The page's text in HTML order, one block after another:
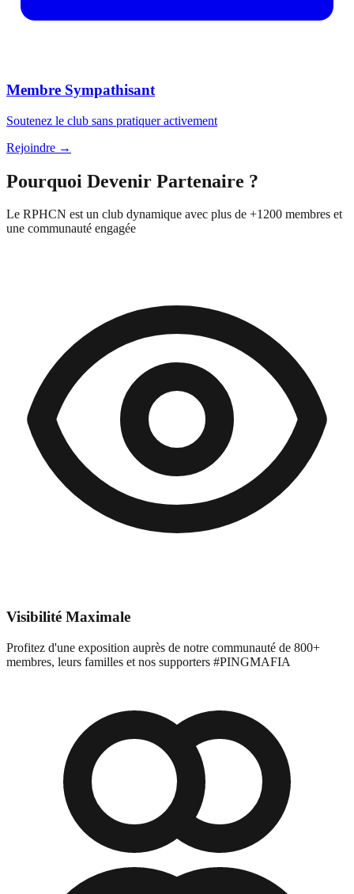
Membre Sympathisant
Soutenez le club sans pratiquer activement
Rejoindre →
Pourquoi Devenir Partenaire ?
Le RPHCN est un club dynamique avec plus de +1200 membres et
une communauté engagée
Visibilité Maximale
Profitez d'une exposition auprès de notre communauté de 800+
membres, leurs familles et nos supporters #PINGMAFIA